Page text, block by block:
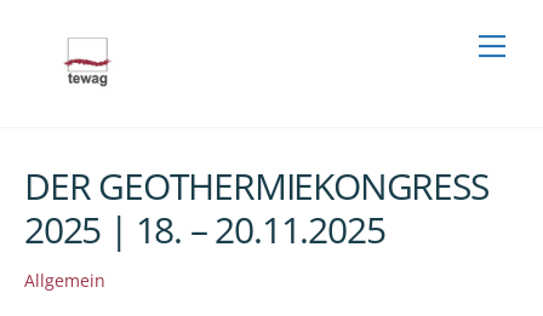
content
DER GEOTHERMIEKONGRESS
2025 | 18. – 20.11.2025
Allgemein